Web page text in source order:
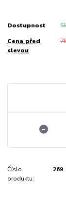
Dostupnost
Cena před
slevou
Číslo
produktu:
269